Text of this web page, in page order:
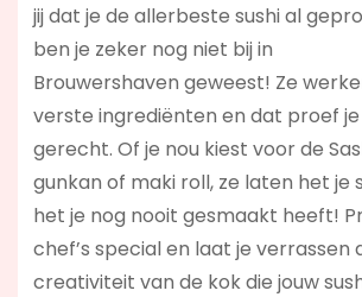
jij dat je de allerbeste sushi al
ben je zeker nog niet bij in
Brouwershaven geweest! Ze
verste ingrediënten en dat proef
gerecht. Of je nou kiest voor de
gunkan of maki roll, ze laten het je
het je nog nooit gesmaakt heeft!
chef’s special en laat je verrassen
creativiteit van de kok die jouw